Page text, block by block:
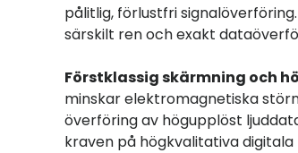
pålitlig, förlustfri
särskilt ren och exakt
Förstklassig skärmning och
minskar elektromagnetiska
överföring av högupplöst
kraven på högkvalitativa